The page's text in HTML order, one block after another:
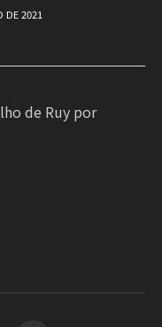
DE 2021
de Ruy por